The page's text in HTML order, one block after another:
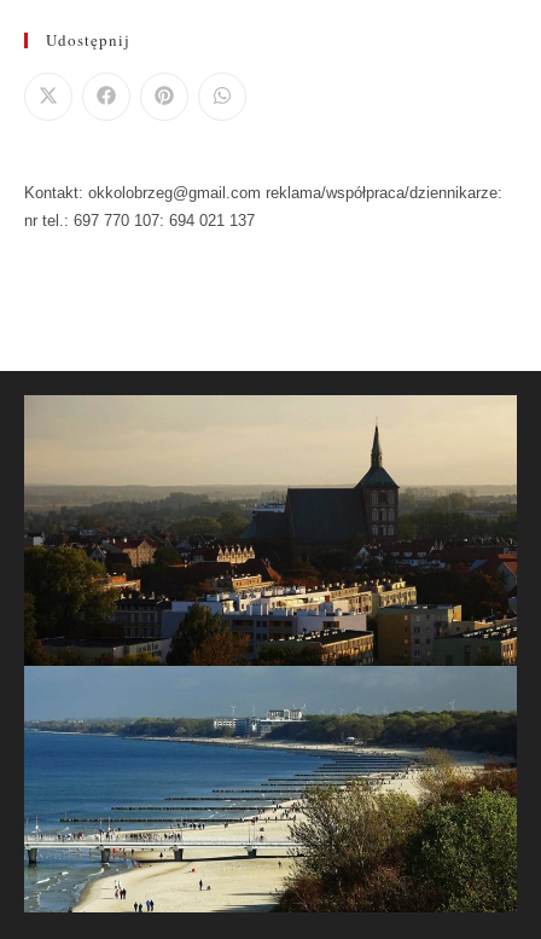
Udostępnij
Kontakt: okkolobrzeg@gmail.com reklama/współpraca/dziennikarze:
nr tel.: 697 770 107: 694 021 137